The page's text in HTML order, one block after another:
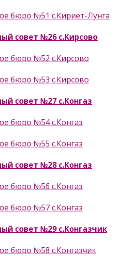
бюро №51 с.Кириет-Лунга
совет №26 с.Кирсово
бюро №52 с.Кирсово
бюро №53 с.Кирсово
совет №27 с.Конгаз
бюро №54 с.Конгаз
бюро №55 с.Конгаз
совет №28 с.Конгаз
бюро №56 с.Конгаз
бюро №57 с.Конгаз
совет №29 с.Конгазчик
бюро №58 с.Конгазчик